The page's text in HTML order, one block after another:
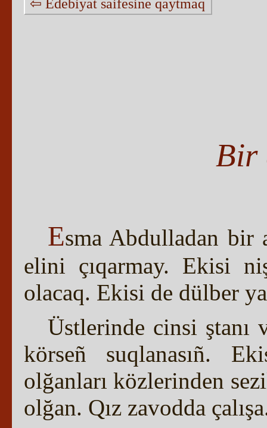
⇦ Edebiyat saifesine qaytmaq
Bir
Esma Abdulladan bir
elini çıqarmay. Ekisi
olacaq. Ekisi de dülber
Üstlerinde cinsi ştanı
körseñ suqlanasıñ.
olğanları közlerinden
olğan. Qız zavodda